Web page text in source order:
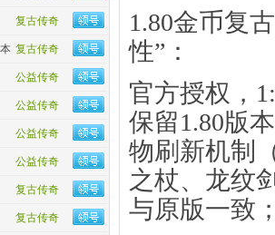
复古传奇
复古传奇
公益传奇
公益传奇
公益传奇
公益传奇
复古传奇
复古传奇
1.80金币复
性”：
官方授权，
保留1.80版
物刷新机制
之杖、龙纹
与原版一致